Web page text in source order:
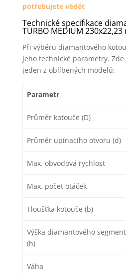
potřebujete vědět
Technické specifikace
TURBO MEDIUM 230x22,23
Při výběru diamantového
jeho technické parametry.
jeden z oblíbených modelů:
Parametr
Průměr kotouče (D)
Průměr upínacího otvoru (d)
Max. obvodová rychlost
Max. počet otáček
Tloušťka kotouče (b)
Výška diamantového
(h)
Váha